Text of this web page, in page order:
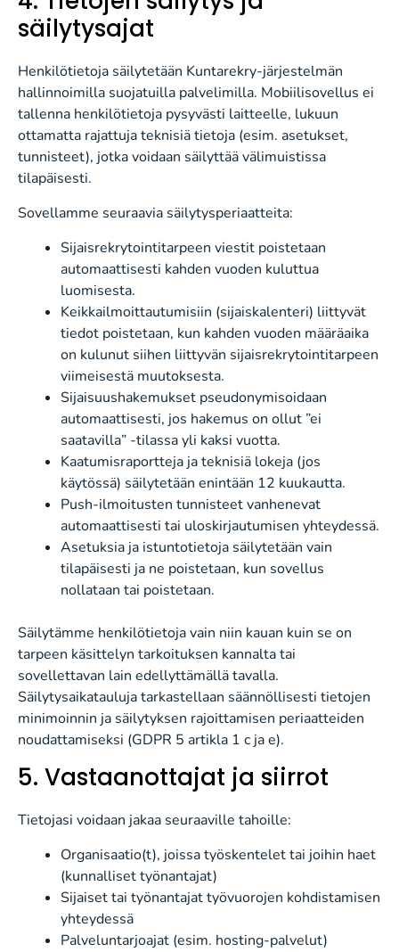
säilytysajat
Henkilötietoja säilytetään Kuntarekry-järjestelmän
hallinnoimilla suojatuilla palvelimilla. Mobiilisovellus ei
tallenna henkilötietoja pysyvästi laitteelle, lukuun
ottamatta rajattuja teknisiä tietoja (esim. asetukset,
tunnisteet), jotka voidaan säilyttää välimuistissa
tilapäisesti.
Sovellamme seuraavia säilytysperiaatteita:
Sijaisrekrytointitarpeen viestit poistetaan
automaattisesti kahden vuoden kuluttua
luomisesta.
Keikkailmoittautumisiin (sijaiskalenteri) liittyvät
tiedot poistetaan, kun kahden vuoden määräaika
on kulunut siihen liittyvän sijaisrekrytointitarpeen
viimeisestä muutoksesta.
Sijaisuushakemukset pseudonymisoidaan
automaattisesti, jos hakemus on ollut ”ei
saatavilla” -tilassa yli kaksi vuotta.
Kaatumisraportteja ja teknisiä lokeja (jos
käytössä) säilytetään enintään 12 kuukautta.
Push-ilmoitusten tunnisteet vanhenevat
automaattisesti tai uloskirjautumisen yhteydessä.
Asetuksia ja istuntotietoja säilytetään vain
tilapäisesti ja ne poistetaan, kun sovellus
nollataan tai poistetaan.
Säilytämme henkilötietoja vain niin kauan kuin se on
tarpeen käsittelyn tarkoituksen kannalta tai
sovellettavan lain edellyttämällä tavalla.
Säilytysaikatauluja tarkastellaan säännöllisesti tietojen
minimoinnin ja säilytyksen rajoittamisen periaatteiden
noudattamiseksi (GDPR 5 artikla 1 c ja e).
5. Vastaanottajat ja siirrot
Tietojasi voidaan jakaa seuraaville tahoille:
Organisaatio(t), joissa työskentelet tai joihin haet
(kunnalliset työnantajat)
Sijaiset tai työnantajat työvuorojen kohdistamisen
yhteydessä
Palveluntarjoajat (esim. hosting-palvelut)